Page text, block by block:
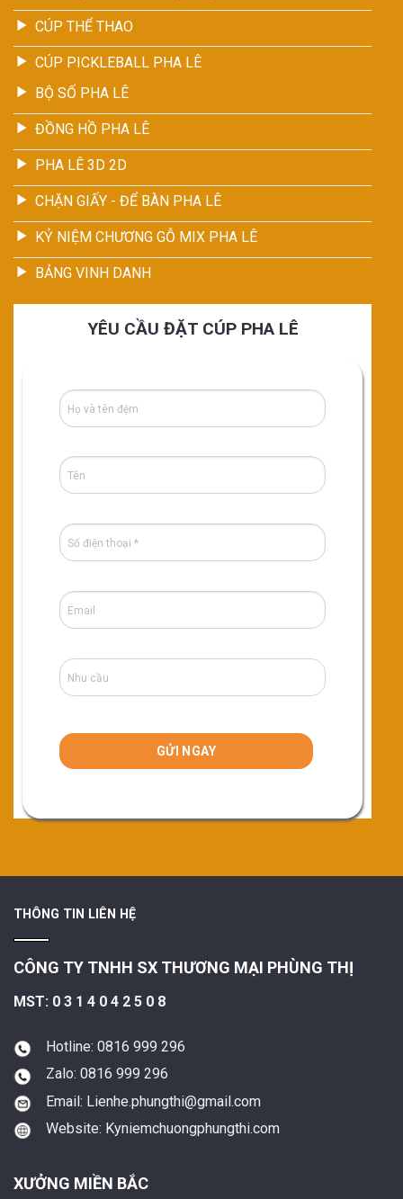
CÚP THỂ THAO
CÚP PICKLEBALL PHA LÊ
BỘ SỐ PHA LÊ
ĐỒNG HỒ PHA LÊ
PHA LÊ 3D 2D
CHẶN GIẤY - ĐỂ BÀN PHA LÊ
KỶ NIỆM CHƯƠNG GỖ MIX PHA LÊ
BẢNG VINH DANH
YÊU CẦU ĐẶT CÚP PHA LÊ
THÔNG TIN LIÊN HỆ
CÔNG TY TNHH SX THƯƠNG MẠI PHÙNG THỊ
MST: 0 3 1 4 0 4 2 5 0 8
Hotline: 0816 999 296
Zalo: 0816 999 296
Email: Lienhe.phungthi@gmail.com
Website: Kyniemchuongphungthi.com
XƯỞNG MIỀN BẮC